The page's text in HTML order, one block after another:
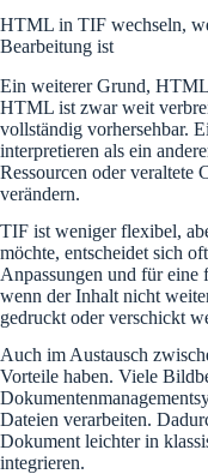
HTML in TIF wechseln,
Bearbeitung ist
Ein weiterer Grund,
HTML ist zwar weit
vollständig vorhersehbar.
interpretieren als ein
Ressourcen oder veraltete
verändern.
TIF ist weniger flexibel,
möchte, entscheidet sich
Anpassungen und für eine
wenn der Inhalt nicht
gedruckt oder verschickt
Auch im Austausch
Vorteile haben. Viele
Dateien verarbeiten.
Dokument leichter in
integrieren.